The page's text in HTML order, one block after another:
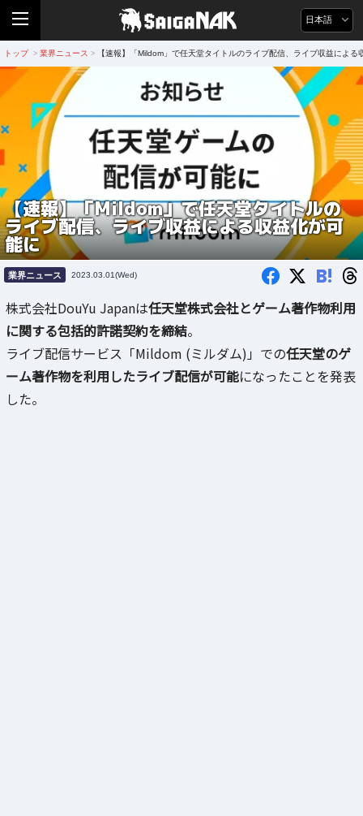
日本語
トップ > 業界ニュース > 【速報】「Mildom」で任天堂タイトルのライブ配信、ライブ収益による
【速報】「Mildom」で任天堂タイトルの
ライブ配信、ライブ収益による収益化が可
能に
業界ニュース 2023.03.01(Wed) B!
株式会社DouYu Japanは任天堂株式会社とゲーム著作物利用
に関する包括的許諾契約を締結。
ライブ配信サービス「Mildom (ミルダム)」での任天堂のゲ
ーム著作物を利用したライブ配信が可能になったことを発表
した。